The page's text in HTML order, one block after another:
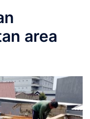
area